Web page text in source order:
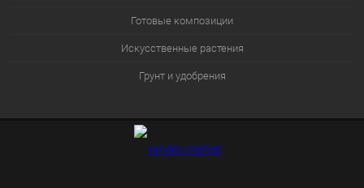
Готовые композиции
Искусственные растения
Грунт и удобрения